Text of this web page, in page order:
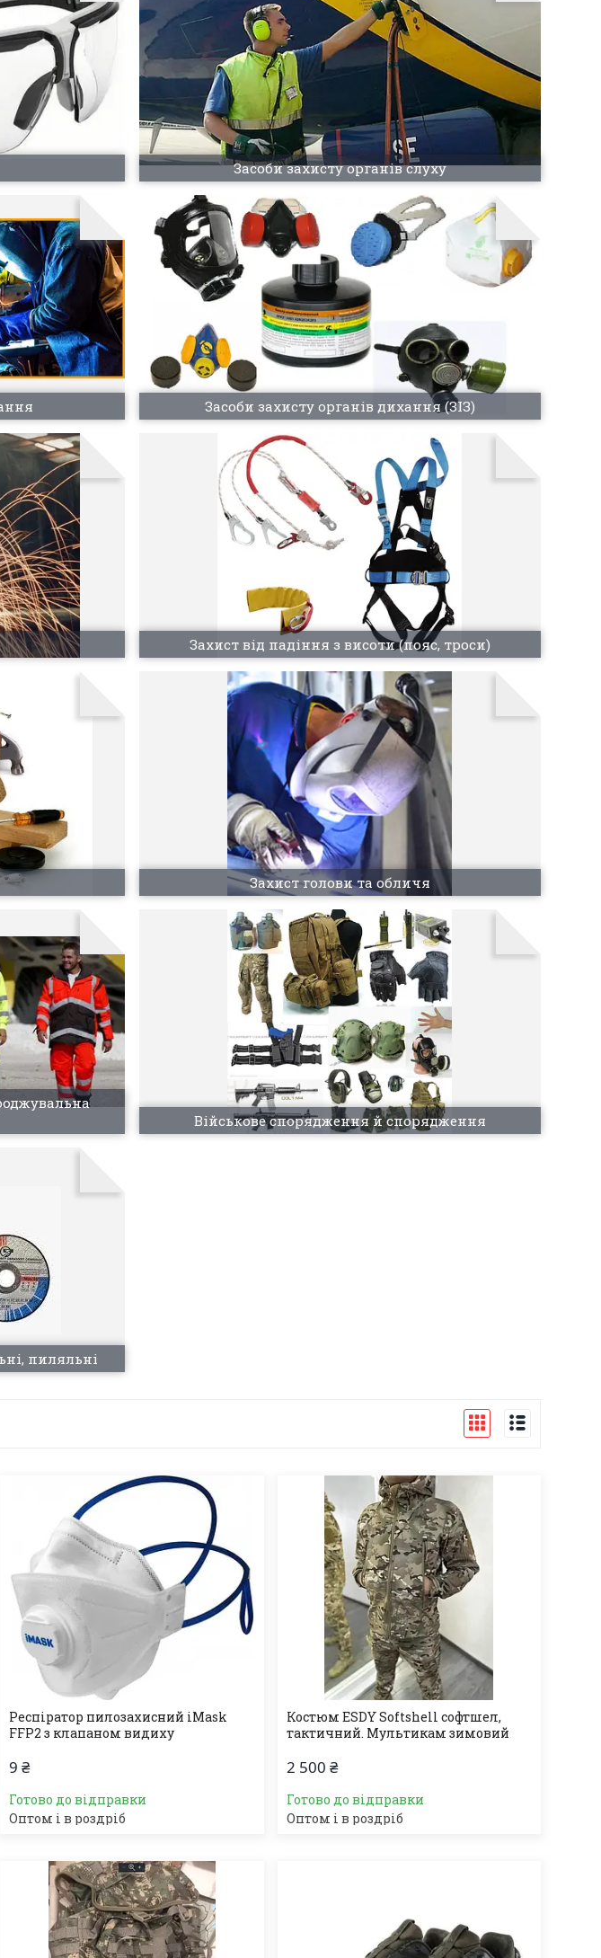
Засоби захисту органів слуху
Засоби захисту органів дихання (ЗІЗ)
Захист від падіння з висоти (пояс, троси)
Захист голови та обличя
Військове спорядження й спорядження
пиляльні
Респіратор пилозахисний iMask
FFP2 з клапаном видиху
9 ₴
Готово до відправки
Оптом і в роздріб
Костюм ESDY Softshell софтшел,
тактичний. Мультикам зимовий
2 500 ₴
Готово до відправки
Оптом і в роздріб